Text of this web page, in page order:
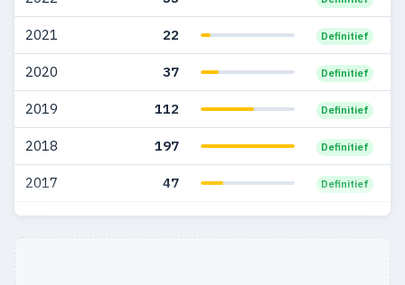
2004 109 77
2021 22 Definitief
2020 37 Definitief
2019 112 Definitief
2018 197 Definitief
2017 47 Definitief
2016 53